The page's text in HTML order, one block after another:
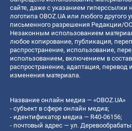
сайте, даже с указанием гиперссылки
логотипа OBOZ.UA или любого другого
письменного разрешения Редакции/
Незаконным использованием
любое копирование, публикация,
распространение, использование,
использованием, включением в состав
распространение, адаптация, перевод
изменения материала.
Название онлайн медиа — «OBOZ.UA»
- субъект в сфере онлайн медиа;
- идентификатор медиа — R40-06156;
- почтовый адрес — ул.